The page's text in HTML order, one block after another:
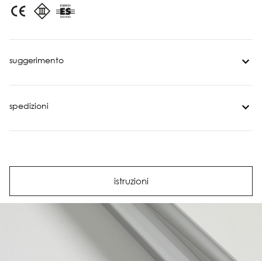
suggerimento
spedizioni
istruzioni